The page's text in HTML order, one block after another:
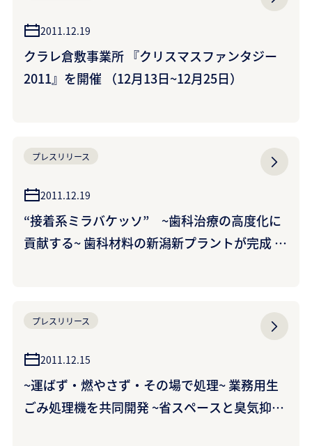
2011.12.19
クラレ倉敷事業所 『クリスマスファンタジー
2011』を開催 （12月13日~12月25日）
プレスリリース
2011.12.19
“接着系ミラバケッソ” ~歯科治療の高度化に
貢献する~ 歯科材料の新潟新プラントが完成 ~
プレスリリース
2011.12.15
~運ばず・燃やさず・その場で処理~ 業務用生
ごみ処理機を共同開発 ~省スペースと臭気抑制